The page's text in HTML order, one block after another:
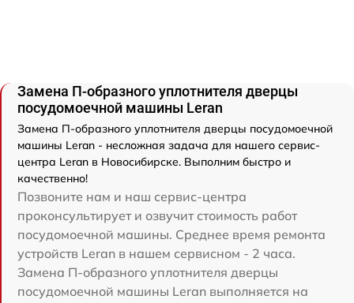
Замена П-образного уплотнителя дверцы
посудомоечной машины Leran
Замена П-образного уплотнителя дверцы посудомоечной
машины Leran - несложная задача для нашего сервис-
центра Leran в Новосибирске. Выполним быстро и
качественно!
Позвоните нам и наш сервис-центра
проконсультирует и озвучит стоимость работ
посудомоечной машины. Среднее время ремонта
устройств Leran в нашем сервисном - 2 часа.
Замена П-образного уплотнителя дверцы
посудомоечной машины Leran выполняется на